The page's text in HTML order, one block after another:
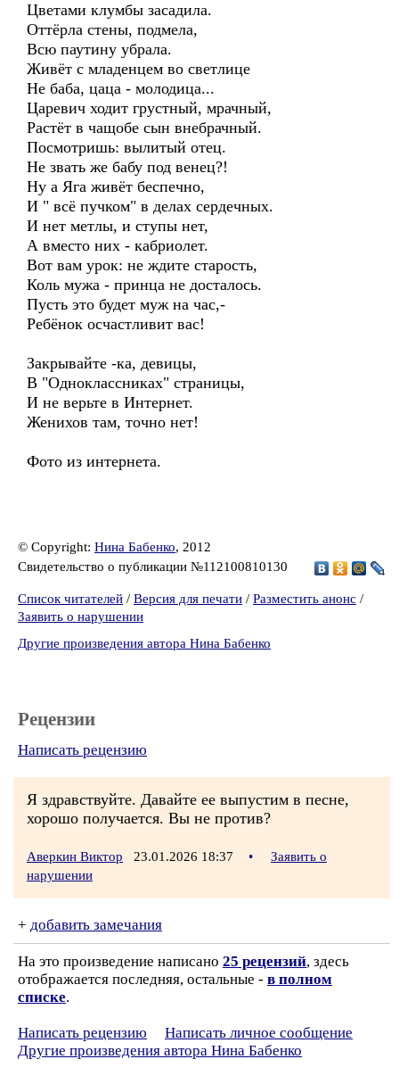
Цветами клумбы засадила.
Оттёрла стены, подмела,
Всю паутину убрала.
Живёт с младенцем во светлице
Не баба, цаца - молодица...
Царевич ходит грустный, мрачный,
Растёт в чащобе сын внебрачный.
Посмотришь: вылитый отец.
Не звать же бабу под венец?!
Ну а Яга живёт беспечно,
И " всё пучком" в делах сердечных.
И нет метлы, и ступы нет,
А вместо них - кабриолет.
Вот вам урок: не ждите старость,
Коль мужа - принца не досталось.
Пусть это будет муж на час,-
Ребёнок осчастливит вас!
Закрывайте -ка, девицы,
В "Одноклассниках" страницы,
И не верьте в Интернет.
Женихов там, точно нет!
Фото из интернета.
© Copyright: Нина Бабенко, 2012
Свидетельство о публикации №112100810130
Список читателей / Версия для печати / Разместить анонс /
Заявить о нарушении
Другие произведения автора Нина Бабенко
Рецензии
Написать рецензию
Я здравствуйте. Давайте ее выпустим в песне,
хорошо получается. Вы не против?
Аверкин Виктор 23.01.2026 18:37 •
Заявить о
нарушении
+ добавить замечания
На это произведение написано 25 рецензий, здесь
отображается последняя, остальные - в полном
списке.
Написать рецензию
Написать личное сообщение
Другие произведения автора Нина Бабенко